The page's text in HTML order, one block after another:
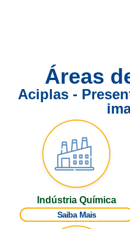
Áreas
Aciplas -
Indústria Química
Saiba Mais